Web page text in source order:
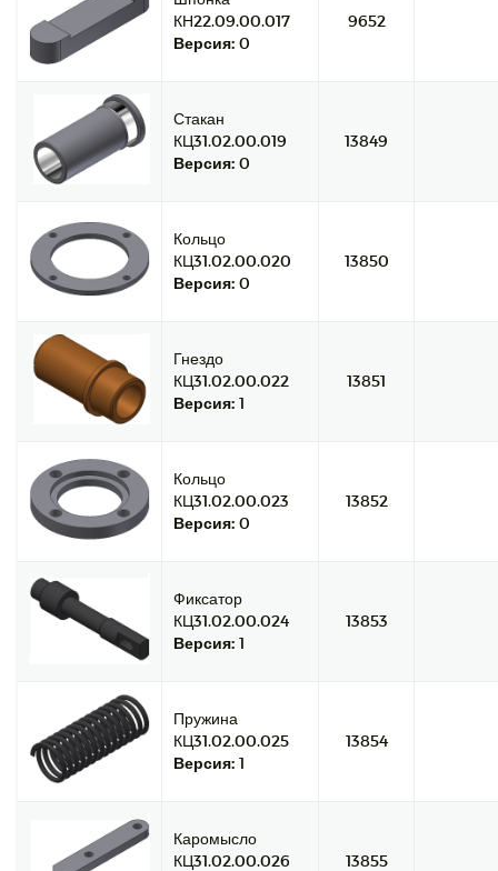
КН22.09.00.017
Версия: 0
9652
Стакан
КЦ31.02.00.019
Версия: 0
13849
Кольцо
КЦ31.02.00.020
Версия: 0
13850
Гнездо
КЦ31.02.00.022
Версия: 1
13851
Кольцо
КЦ31.02.00.023
Версия: 0
13852
Фиксатор
КЦ31.02.00.024
Версия: 1
13853
Пружина
КЦ31.02.00.025
Версия: 1
13854
Каромысло
КЦ31.02.00.026
13855